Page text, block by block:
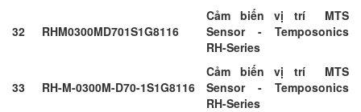
32 RHM0300MD701S1G8116
Cảm biến vị trí MTS
Sensor - Temposonics
RH-Series
33 RH-M-0300M-D70-1S1G8116
Cảm biến vị trí MTS
Sensor - Temposonics
RH-Series